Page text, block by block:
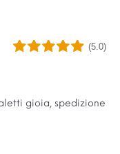
(5.0)
gioia, spedizione